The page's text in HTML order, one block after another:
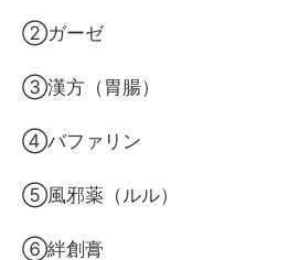
②ガーゼ
③漢方（胃腸）
④バファリン
⑤風邪薬（ルル）
⑥絆創膏